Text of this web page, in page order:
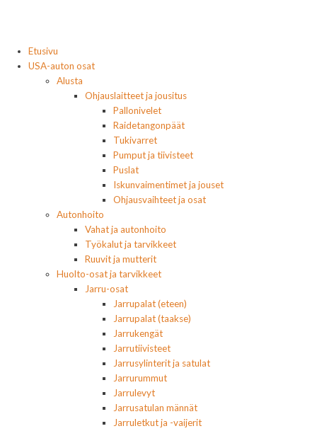
Etusivu
USA-auton osat
Alusta
Ohjauslaitteet ja jousitus
Pallonivelet
Raidetangonpäät
Tukivarret
Pumput ja tiivisteet
Puslat
Iskunvaimentimet ja jouset
Ohjausvaihteet ja osat
Autonhoito
Vahat ja autonhoito
Työkalut ja tarvikkeet
Ruuvit ja mutterit
Huolto-osat ja tarvikkeet
Jarru-osat
Jarrupalat (eteen)
Jarrupalat (taakse)
Jarrukengät
Jarrutiivisteet
Jarrusylinterit ja satulat
Jarrurummut
Jarrulevyt
Jarrusatulan männät
Jarruletkut ja -vaijerit